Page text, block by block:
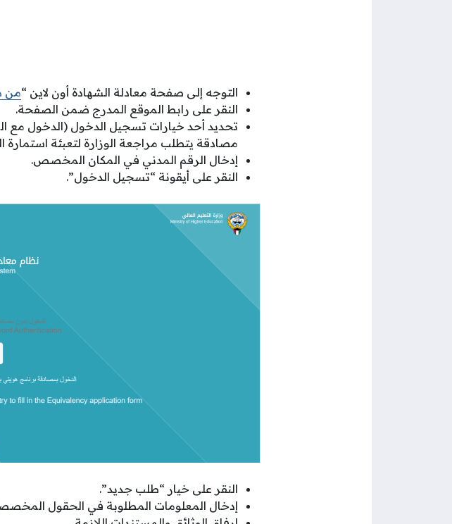
التوجه إلى صفحة معادلة الشهادة أون لاين “من
النقر على رابط الموقع المدرج ضمن الصفحة.
تحديد أحد خيارات تسجيل الدخول (الدخول مع
مصادقة يتطلب مراجعة الوزارة لتعبئة استمارة
إدخال الرقم المدني في المكان المخصص.
النقر على أيقونة “تسجيل الدخول”.
النقر على خيار “طلب جديد”.
إدخال المعلومات المطلوبة في الحقول